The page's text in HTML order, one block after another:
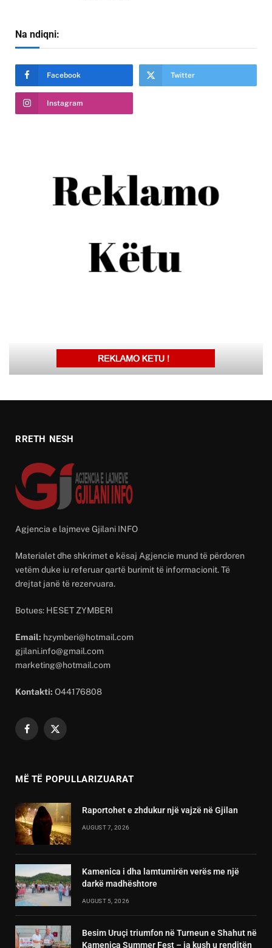
Na ndiqni:
Facebook Twitter
Instagram
RRETH NESH
Agjencia e lajmeve Gjilani INFO
Materialet dhe shkrimet e kësaj Agjencie mund të përdoren
vetëm duke iu referuar qartë burimit të informacionit. Të
drejtat janë të rezervuara.
Botues: HESET ZYMBERI
Email: hzymberi@hotmail.com
gjilani.info@gmail.com
marketing@hotmail.com
Kontakti: O44176808
Facebook
X
MË TË POPULLARIZUARAT
Raportohet e zhdukur një vajzë në Gjilan
AUGUST 7, 2026
Kamenica i dha lamtumirën verës me një
darkë madhështore
AUGUST 5, 2026
Besim Uruçi triumfon në Turneun e Shahut në
Kamenica Summer Fest – ja kush u renditën